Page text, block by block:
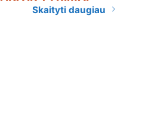
Skaityti daugiau